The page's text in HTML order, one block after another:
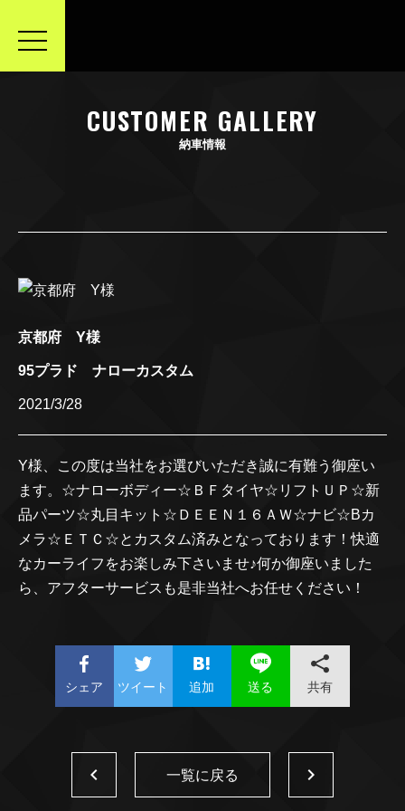
toggle
CUSTOMER GALLERY
納車情報
京都府 Y様
95プラド ナローカスタム
2021/3/28
Y様、この度は当社をお選びいただき誠に有難う御座い
ます。☆ナローボディー☆ＢＦタイヤ☆リフトＵＰ☆新
品パーツ☆丸目キット☆ＤＥＥＮ１６ＡＷ☆ナビ☆Bカ
メラ☆ＥＴＣ☆とカスタム済みとなっております！快適
なカーライフをお楽しみ下さいませ♪何か御座いました
ら、アフターサービスも是非当社へお任せください！
シェア ツイート 追加 送る 共有
一覧に戻る